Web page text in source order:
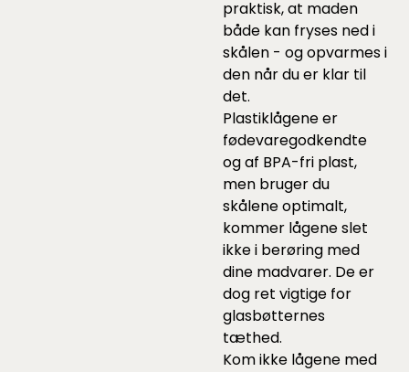
praktisk, at maden
både kan fryses ned i
skålen - og opvarmes i
den når du er klar til
det.
Plastiklågene er
fødevaregodkendte
og af BPA-fri plast,
men bruger du
skålene optimalt,
kommer lågene slet
ikke i berøring med
dine madvarer. De er
dog ret vigtige for
glasbøtternes
tæthed.
Kom ikke lågene med